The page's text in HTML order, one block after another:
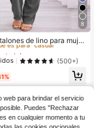
8
de lino para mujer
pantalones de pierna an
cintura elástica, pa
pierna ancha de cintura
de salón casuales,
de yoga para la playa c
es para "casual"
es para "casual"
es para "casual"
es para "casual"
(500+)
web para brindar el servicio
Puedes "Rechazar
en cualquier momento a tu